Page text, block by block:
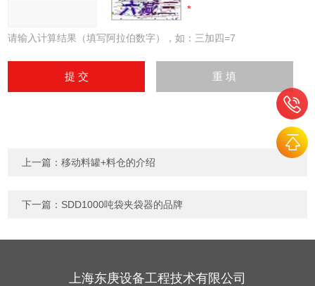
请输入计算结果（填写阿拉伯数字），如：三加四=7
上一篇：移动料罐+料仓的介绍
下一篇： ​SDD1000吨袋夹袋器的品牌
上海东庚设备工程技术有限公司